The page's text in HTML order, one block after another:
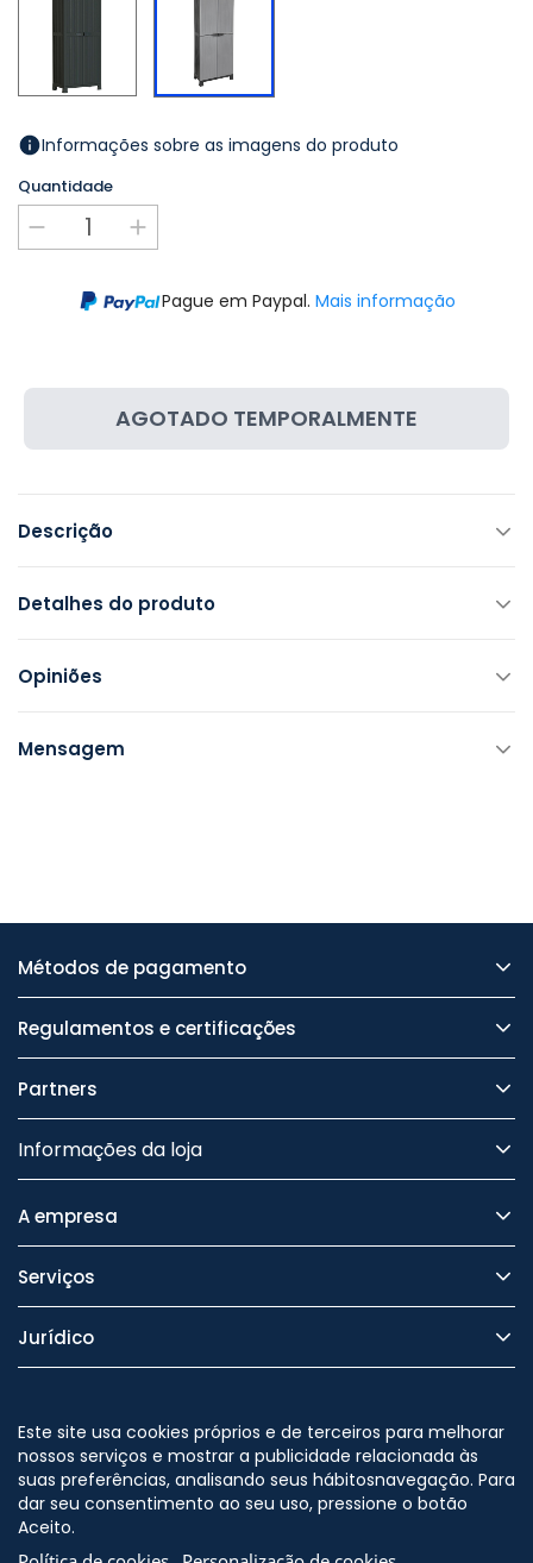
Informações sobre as imagens do produto
Quantidade
Pague em Paypal. Mais informação
AGOTADO TEMPORALMENTE
Descrição
Detalhes do produto
Opiniões
Mensagem
Métodos de pagamento
Regulamentos e certificações
Partners
Informações da loja
A empresa
Serviços
Jurídico
Este site usa cookies próprios e de terceiros para melhorar
nossos serviços e mostrar a publicidade relacionada às
suas preferências, analisando seus hábitosnavegação. Para
dar seu consentimento ao seu uso, pressione o botão
Aceito.
Nos siga no